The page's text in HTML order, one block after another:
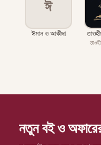
ঈ
ঈমান ও আকীদা
নতুন বই ও